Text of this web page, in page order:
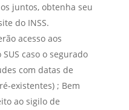
juntos, obtenha seu
do INSS.
acesso aos
caso o segurado
com datas de
existentes) ; Bem
ao sigilo de